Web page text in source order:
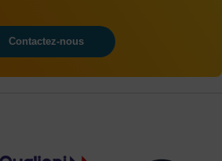
Contactez-nous